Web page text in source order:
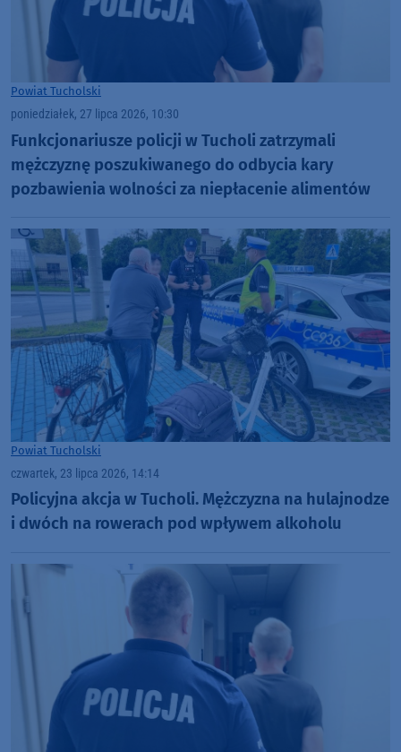
Powiat Tucholski
poniedziałek, 27 lipca 2026, 10:30
Funkcjonariusze policji w Tucholi zatrzymali
mężczyznę poszukiwanego do odbycia kary
pozbawienia wolności za niepłacenie alimentów
Powiat Tucholski
czwartek, 23 lipca 2026, 14:14
Policyjna akcja w Tucholi. Mężczyzna na hulajnodze
i dwóch na rowerach pod wpływem alkoholu